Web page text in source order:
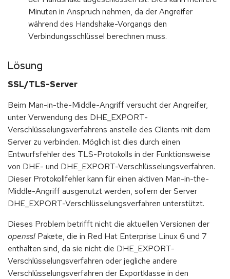
Minuten in Anspruch nehmen, da der Angreifer
während des Handshake-Vorgangs den
Verbindungsschlüssel berechnen muss.
Lösung
SSL/TLS-Server
Beim Man-in-the-Middle-Angriff versucht der Angreifer,
unter Verwendung des DHE_EXPORT-
Verschlüsselungsverfahrens anstelle des Clients mit dem
Server zu verbinden. Möglich ist dies durch einen
Entwurfsfehler des TLS-Protokolls in der Funktionsweise
von DHE- und DHE_EXPORT-Verschlüsselungsverfahren.
Dieser Protokollfehler kann für einen aktiven Man-in-the-
Middle-Angriff ausgenutzt werden, sofern der Server
DHE_EXPORT-Verschlüsselungsverfahren unterstützt.
Dieses Problem betrifft nicht die aktuellen Versionen der
openssl Pakete, die in Red Hat Enterprise Linux 6 und 7
enthalten sind, da sie nicht die DHE_EXPORT-
Verschlüsselungsverfahren oder jegliche andere
Verschlüsselungsverfahren der Exportklasse in den